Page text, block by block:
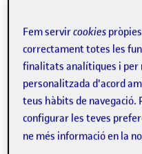
Semestre 20231 - Aula 1
©Yo
Fem servircookies
correctament totes les
finalitats analítiques i
personalitzada d'acord
teus hàbits de navegació.
configurar les teves
ne més informació en la